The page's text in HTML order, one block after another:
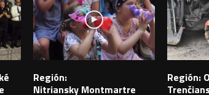
Región:
Nitriansky Montmartre
Región: